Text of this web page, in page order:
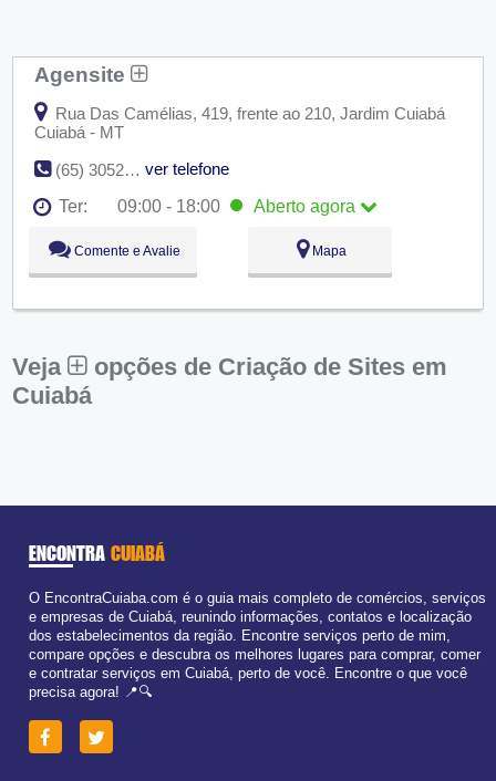
Agensite
Rua Das Camélias, 419, frente ao 210, Jardim Cuiabá
Cuiabá - MT
(65) 3052-7731
ver telefone
Ter:
09:00 - 18:00 Aberto agora
Seg:
Ter:
09:00 - 18:00 Abertoagora
Qua:
09:00 - 18:00
Sex:
09:00 - 18:00
Dom:
Fechado
Comente e Avalie Mapa
Veja
opções de Criação de Sites em
Cuiabá
ENCONTRA CUIABÁ
O EncontraCuiaba.com é o guia mais completo de comércios, serviços
e empresas de Cuiabá, reunindo informações, contatos e localização
dos estabelecimentos da região. Encontre serviços perto de mim,
compare opções e descubra os melhores lugares para comprar, comer
e contratar serviços em Cuiabá, perto de você. Encontre o que você
precisa agora! 📍🔍